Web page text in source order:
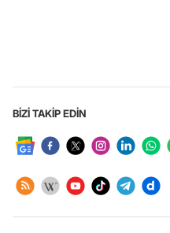
BİZİ TAKİP EDİN